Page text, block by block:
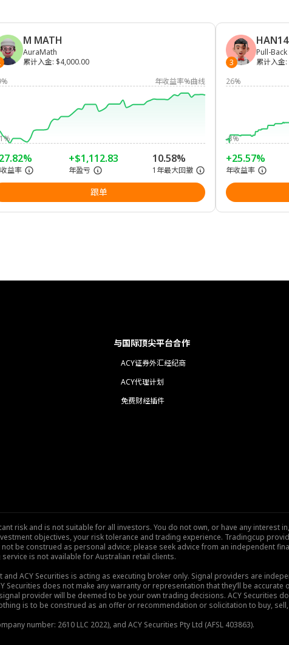
M MATH
AuraMath
累计入金: $4,000.00
年收益率%曲线
益率
+$1,112.83
年盈亏
10.58%
1年最大回撤
跟单
3
Pull-
累计入金:
26%
-3%
+25.57%
年收益率
与国际顶尖平台合作
ACY证券外汇经纪商
ACY代理计划
免费财经插件
risk and is not suitable for all investors. You do not own, or have any interest
objectives, your risk tolerance and trading experience. Tradingcup
be construed as personal advice; please seek advice from an independent
service is not available for Australian retail clients.
ACY Securities is acting as executing broker only. Signal providers are
does not make any warranty or representation that they’ll be
provider will be deemed to be your own trading decisions. ACY Securities
is to be construed as an offer or recommendation or solicitation to buy,
number: 2610 LLC 2022), and ACY Securities Pty Ltd (AFSL 403863).